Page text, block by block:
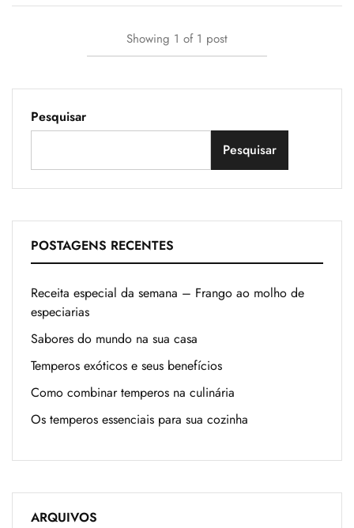
Showing 1 of 1 post
Pesquisar
Pesquisar
POSTAGENS RECENTES
Receita especial da semana – Frango ao molho de
especiarias
Sabores do mundo na sua casa
Temperos exóticos e seus benefícios
Como combinar temperos na culinária
Os temperos essenciais para sua cozinha
ARQUIVOS